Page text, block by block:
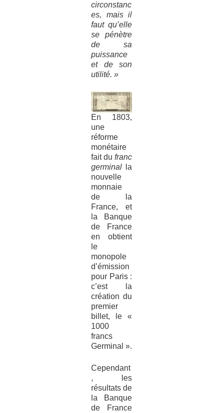
circonstanc
es, mais il
faut qu’elle
se pénètre
de sa
puissance
et de son
utilité. »
En 1803,
une
réforme
monétaire
fait dufranc
germinalla
nouvelle
monnaie
de la
France, et
la Banque
de France
en obtient
le
monopole
d’émission
pour Paris :
c’est la
création du
premier
billet, le «
1000
francs
Germinal ».
Cependant
, les
résultats de
la Banque
de France